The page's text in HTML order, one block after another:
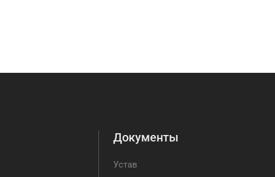
Документы
Устав